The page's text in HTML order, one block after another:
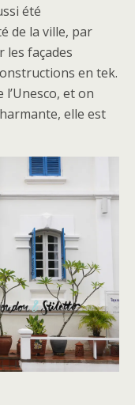
été
de la ville, par
les façades
en tek.
et on
elle est